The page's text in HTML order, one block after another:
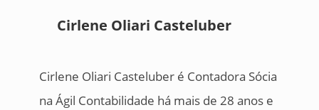
Cirlene Oliari Casteluber
Cirlene Oliari Casteluber é Contadora Sócia
na Ágil Contabilidade há mais de 28 anos e